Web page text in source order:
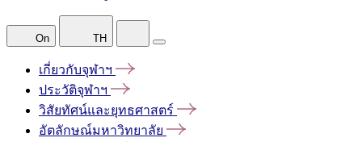
On TH
เกี่ยวกับจุฬาฯ
ประวัติจุฬาฯ
วิสัยทัศน์และยุทธศาสตร์
อัตลักษณ์มหาวิทยาลัย